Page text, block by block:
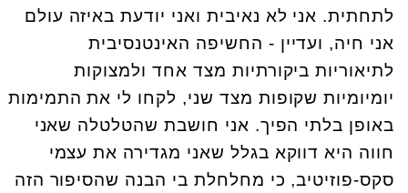
לתחתית. אני לא נאיבית ואני יודעת באיזה עולם
אני חיה, ועדיין - החשיפה האינטנסיבית
לתיאוריות ביקורתיות מצד אחד ולמצוקות
יומיומיות שקופות מצד שני, לקחו לי את התמימות
באופן בלתי הפיך. אני חושבת שהטלטלה שאני
חווה היא דווקא בגלל שאני מגדירה את עצמי
סקס-פוזיטיב, כי מחלחלת בי הבנה שהסיפור הזה